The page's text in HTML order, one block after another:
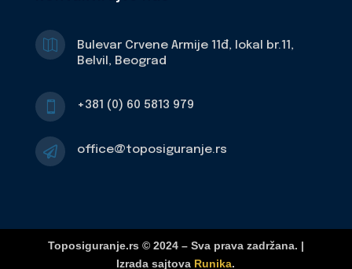

Bulevar Crvene Armije 11đ, lokal br.11,
Belvil, Beograd
 +381 (0) 60 5813 979
 office@toposiguranje.rs
Toposiguranje.rs © 2024 – Sva prava zadržana. |
Izrada sajtova Runika.